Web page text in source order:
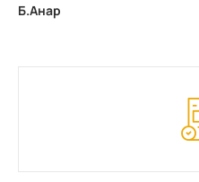
Б.Анар